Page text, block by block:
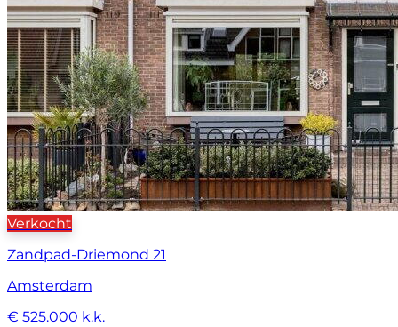
Verkocht
Zandpad-Driemond 21
Amsterdam
€ 525.000 k.k.